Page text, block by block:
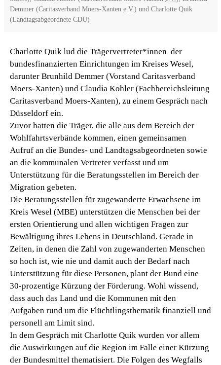
Demmer (Caritasverband Moers-Xanten e.V.) und Charlotte Quik
(Landtagsabgeordnete CDU)
Charlotte Quik lud die Trägervertreter*innen der
bundesfinanzierten Einrichtungen im Kreises Wesel,
darunter Brunhild Demmer (Vorstand Caritasverband
Moers-Xanten) und Claudia Kohler (Fachbereichsleitung
Caritasverband Moers-Xanten), zu einem Gespräch nach
Düsseldorf ein.
Zuvor hatten die Träger, die alle aus dem Bereich der
Wohlfahrtsverbände kommen, einen gemeinsamen
Aufruf an die Bundes- und Landtagsabgeordneten sowie
an die kommunalen Vertreter verfasst und um
Unterstützung für die Beratungsstellen im Bereich der
Migration gebeten.
Die Beratungsstellen für zugewanderte Erwachsene im
Kreis Wesel (MBE) unterstützen die Menschen bei der
ersten Orientierung und allen wichtigen Fragen zur
Bewältigung ihres Lebens in Deutschland. Gerade in
Zeiten, in denen die Zahl von zugewanderten Menschen
so hoch ist, wie nie und damit auch der Bedarf nach
Unterstützung für diese Personen, plant der Bund eine
30-prozentige Kürzung der Förderung. Wohl wissend,
dass auch das Land und die Kommunen mit den
Aufgaben rund um die Flüchtlingsthematik finanziell und
personell am Limit sind.
In dem Gespräch mit Charlotte Quik wurden vor allem
die Auswirkungen auf die Region im Falle einer Kürzung
der Bundesmittel thematisiert. Die Folgen des Wegfalls